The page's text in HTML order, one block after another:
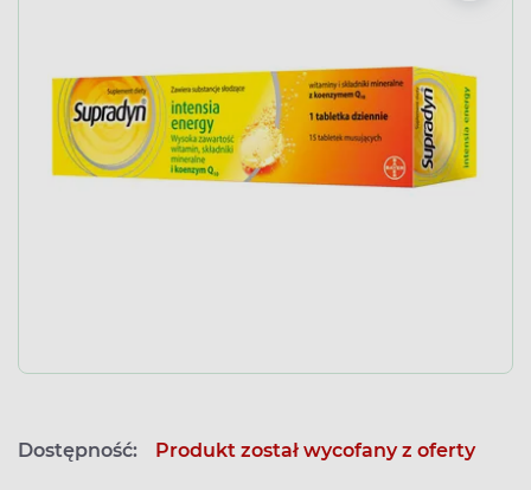
Dostępność: Produkt został wycofany z oferty